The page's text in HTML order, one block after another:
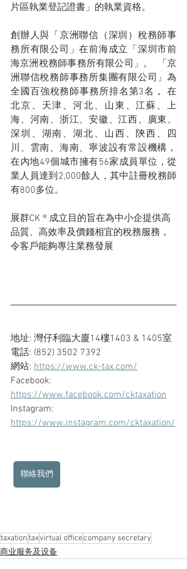
片區執業登記證書」的執業資格。
創辦人與「京洲聯信（深圳）稅務師事
務所有限公司」在前海成立「深圳市前
海京洲稅務師事務所有限公司」。  「京
洲聯信稅務師事務所集團有限公司」為
全國百強稅務師事務所排名第3名， 在
北京、天津、河北、山東、江蘇、上
海、河南、浙江、安徽、江西、廣東、
深圳、湖南、湖北、山西、陝西、四
川、雲南、海南、寧波設有常設機構，
在內地49個城市擁有56家成員單位，從
業人員達到2,000餘人，其中註冊稅務師
有800多位。
展群CK ® 成立目的旨在為中小企提供高
品質、高效率及價錢相宜的稅務服務，
令客戶能夠專注業務發展
地址: 灣仔利臨大廈14樓1403 & 1405室
電話: (852) 3502 7392
網站: https://www.ck-tax.com/
Facebook:
https://www.facebook.com/cktaxation
Instagram:
https://www.instagram.com/cktaxation/
聯絡我們
taxationtaxvirtual officecompany secretary
商业服务及设备